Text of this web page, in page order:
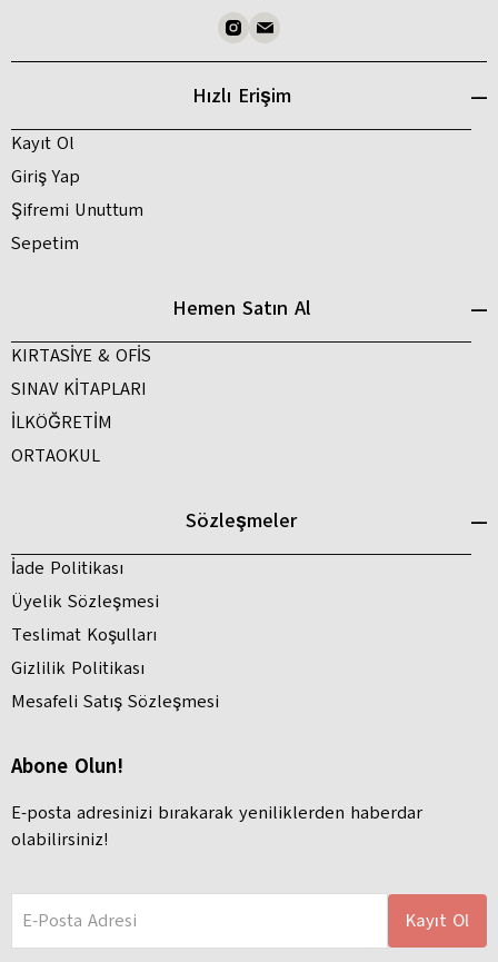
Hızlı Erişim
Kayıt Ol
Giriş Yap
Şifremi Unuttum
Sepetim
Hemen Satın Al
KIRTASİYE & OFİS
SINAV KİTAPLARI
İLKÖĞRETİM
ORTAOKUL
Sözleşmeler
İade Politikası
Üyelik Sözleşmesi
Teslimat Koşulları
Gizlilik Politikası
Mesafeli Satış Sözleşmesi
Abone Olun!
E-posta adresinizi bırakarak yeniliklerden haberdar
olabilirsiniz!
E-Posta Adresi Kayıt Ol